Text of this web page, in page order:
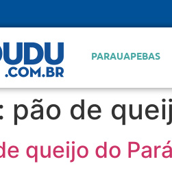
PARAUAPEBAS
pão de
queijo do